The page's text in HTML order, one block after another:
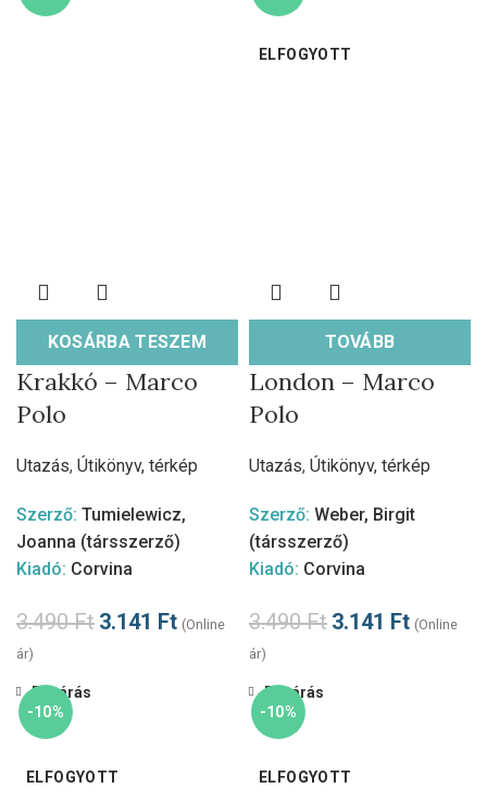
KOSÁRBA TESZEM
Krakkó – Marco
Polo
Utazás, Útikönyv, térkép
Szerző: Tumielewicz,
Joanna (társszerző)
Kiadó: Corvina
3.490Ft 3.141 Ft (Online
ár)
ELFOGYOTT
TOVÁBB
London – Marco
Polo
Utazás, Útikönyv, térkép
Szerző: Weber, Birgit
(társszerző)
Kiadó: Corvina
3.490Ft 3.141 Ft (Online
ár)
-10%
ELFOGYOTT
Bezárás
-10%
ELFOGYOTT
Bezárás